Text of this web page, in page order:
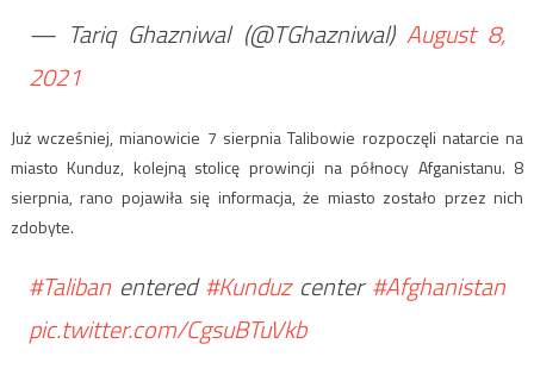
— Tariq Ghazniwal (@TGhazniwal) August 8,
2021
Już wcześniej, mianowicie 7 sierpnia Talibowie rozpoczęli natarcie na
miasto Kunduz, kolejną stolicę prowincji na północy Afganistanu. 8
sierpnia, rano pojawiła się informacja, że miasto zostało przez nich
zdobyte.
#Talibanentered#Kunduzcenter#Afghanistan
pic.twitter.com/CgsuBTuVkb